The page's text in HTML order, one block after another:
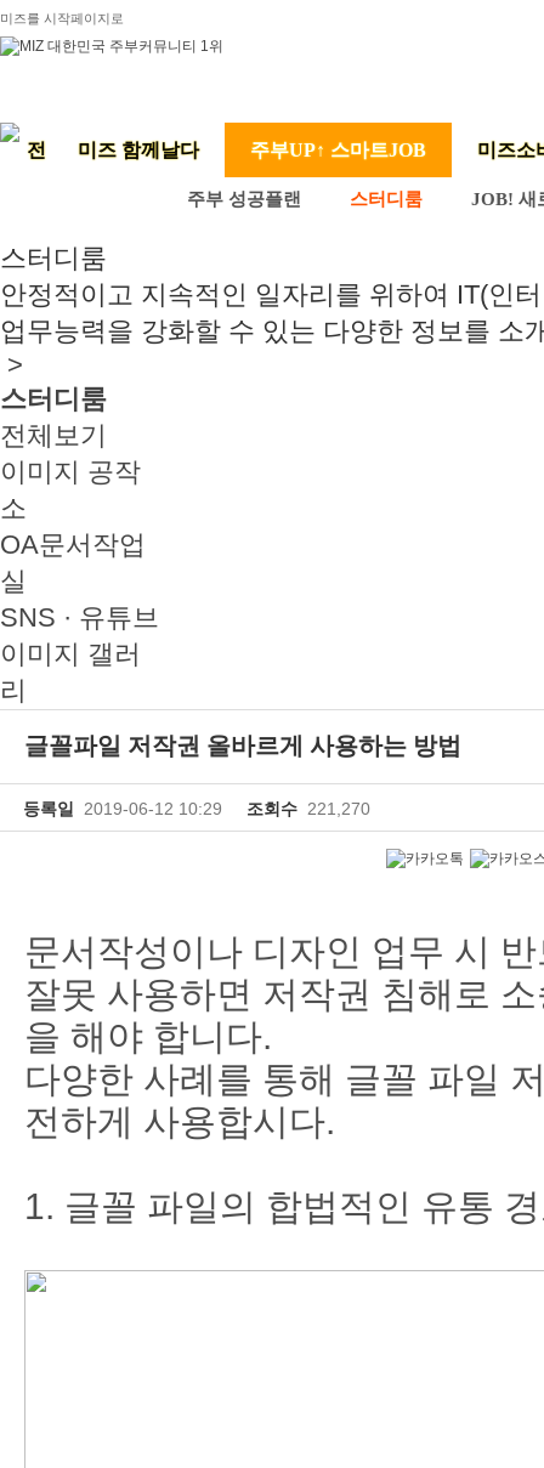
미즈를 시작페이지로
미즈 함께날다 주부UP↑ 스마트JOB 미즈소
주부 성공플랜 스터디룸 JOB! 새
스터디룸
안정적이고 지속적인 일자리를 위하여 IT(인
업무능력을 강화할 수 있는 다양한 정보를 소
>
스터디룸
전체보기
이미지 공작
소
OA문서작업
실
SNS · 유튜브
이미지 갤러
리
글꼴파일 저작권 올바르게 사용하는 방법
등록일 2019-06-12 10:29 조회수 221,270
문서작성이나 디자인 업무 시
잘못 사용하면 저작권 침해로
을 해야 합니다.
다양한 사례를 통해 글꼴 파일
전하게 사용합시다.
1. 글꼴 파일의 합법적인 유통